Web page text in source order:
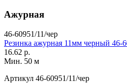
Ажурная
46-60951/11/чер
Резинка ажурная 11мм черный 46-
16.62 р.
Мин. 50 м
Артикул 46-60951/11/чер